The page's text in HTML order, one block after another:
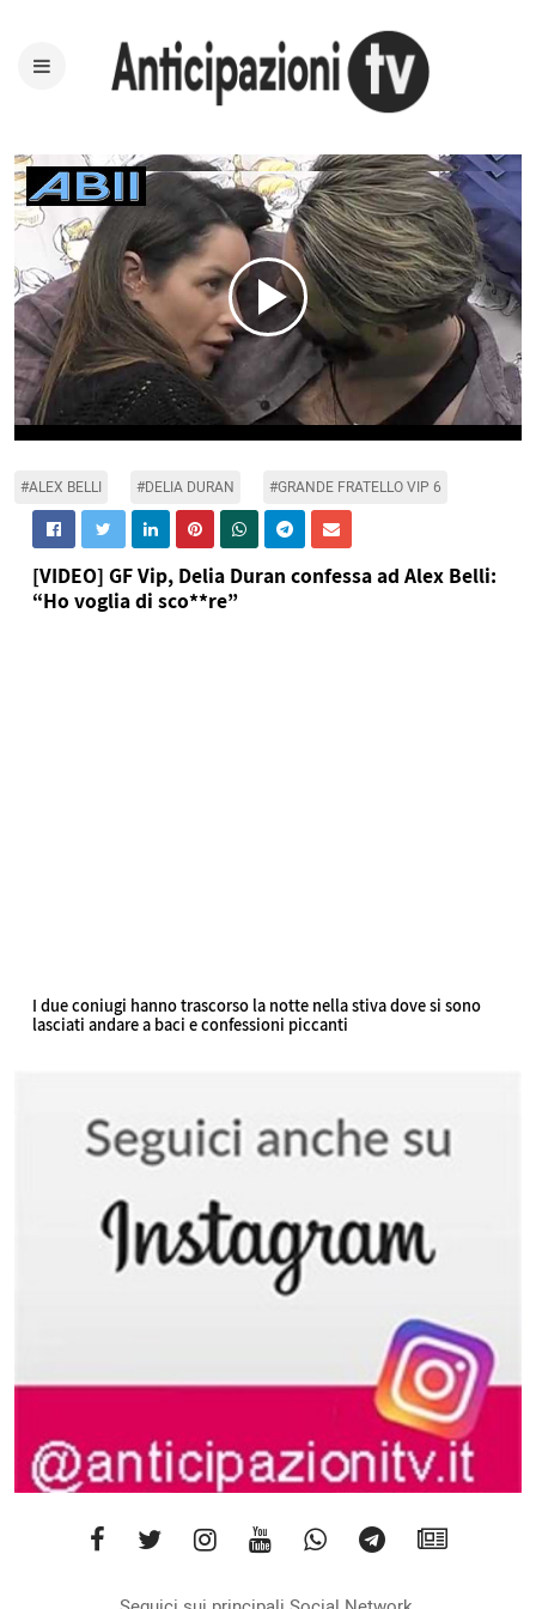
Play
Video
#ALEX BELLI #DELIA DURAN #GRANDE FRATELLO VIP 6
[VIDEO] GF Vip, Delia Duran confessa ad Alex Belli:
“Ho voglia di sco**re”
I due coniugi hanno trascorso la notte nella stiva dove si sono
lasciati andare a baci e confessioni piccanti